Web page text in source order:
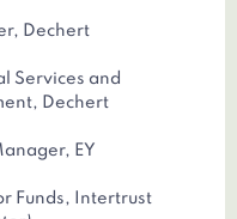
Dechert
Services and
Dechert
EY
Funds, Intertrust